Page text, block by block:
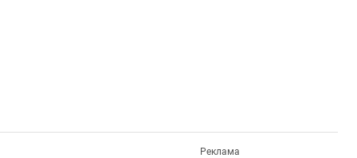
Реклама